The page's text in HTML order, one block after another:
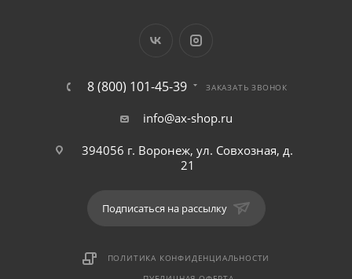
8 (800) 101-45-39 ЗАКАЗАТЬ ЗВОНОК
info@ax-shop.ru
394056 г. Воронеж, ул. Совхозная, д.
21
Подписаться на рассылку
ПОЛИТИКА КОНФИДЕНЦИАЛЬНОСТИ